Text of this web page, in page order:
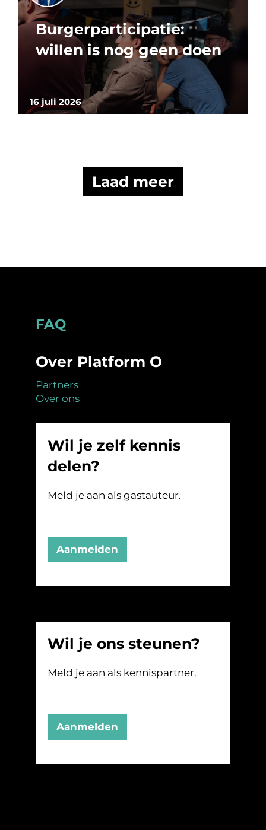
16 juli 2026
Burgerparticipatie:
willen is nog geen doen
Laad meer
Footer
FAQ
Over Platform O
Partners
Over ons
Wil je zelf kennis
delen?
Meld je aan als gastauteur.
Aanmelden
Wil je ons steunen?
Meld je aan als kennispartner.
Aanmelden